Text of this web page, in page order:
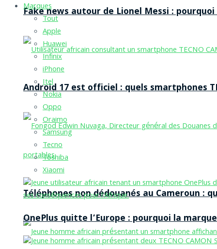
Fake news autour de Lionel Messi :
Android 17 est officiel : quels smartphones
Téléphones non dédouanés au Cameroun :
Marques
Tout
Apple
Huawei
Infinix
iPhone
Itel
Nokia
Oppo
Oraimo
Samsung
Tecno
Toshiba
Xiaomi
OnePlus quitte l’Europe : pourquoi la